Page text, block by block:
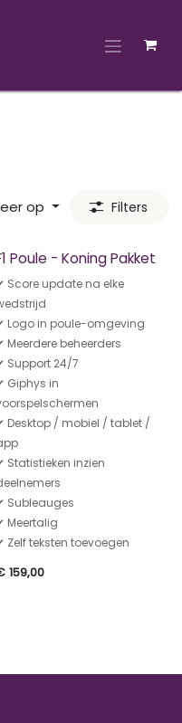
op Filters
Poule - Koning Pakket
Score update na elke
Logo in poule-omgeving
Meerdere beheerders
Support 24/7
Giphys in
Desktop / mobiel / tablet /
Statistieken inzien
Subleauges
Meertalig
Zelf teksten toevoegen
159,00